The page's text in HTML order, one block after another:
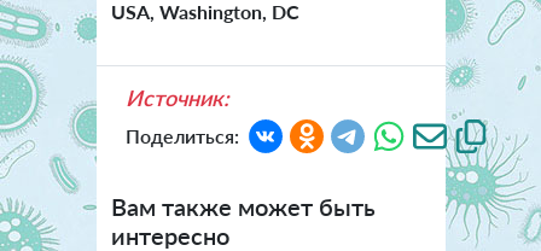
USA, Washington, DC
Источник:
Поделиться:
Вам также может быть
интересно